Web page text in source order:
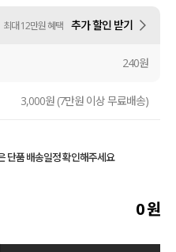
최대 12만원 혜택 추가 할인 받기
240원
3,000원 (7만원 이상 무료배송)
단품 배송일정 확인해주세요
0원